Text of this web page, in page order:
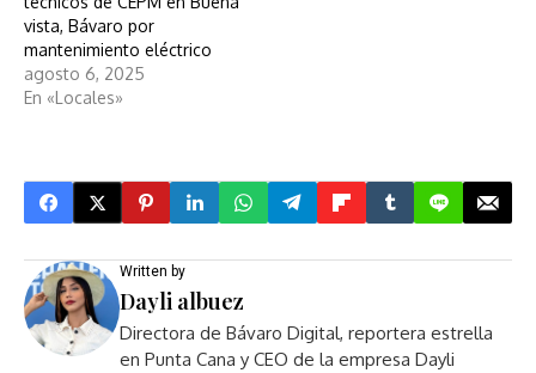
vista, Bávaro por
mantenimiento eléctrico
agosto 6, 2025
En «Locales»
Written by
Dayli albuez
Directora de Bávaro Digital, reportera estrella
en Punta Cana y CEO de la empresa Dayli